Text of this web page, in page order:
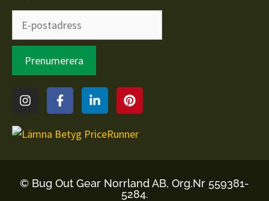
© Bug Out Gear Norrland AB, Org.Nr 559381-
5284.